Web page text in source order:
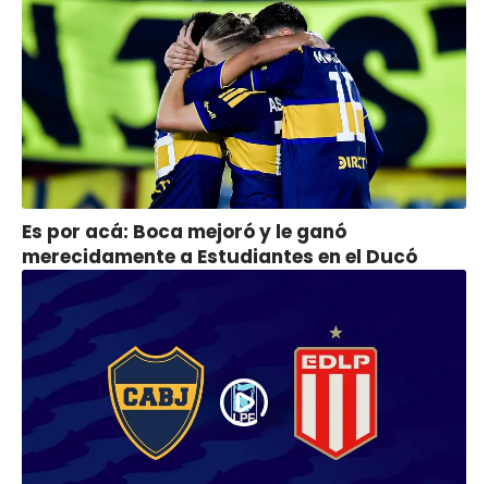
Es por acá: Boca mejoró y le ganó
merecidamente a Estudiantes en el Ducó